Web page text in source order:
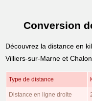
Conversion
Découvrez la distance en
Villiers-sur-Marne et
Type de distance
Distance en ligne droite